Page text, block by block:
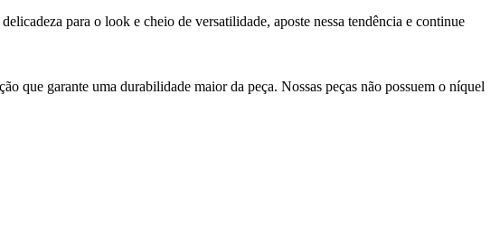
para o look e cheio de versatilidade, aposte nessa tendência e continue
que garante uma durabilidade maior da peça. Nossas peças não possuem o níquel